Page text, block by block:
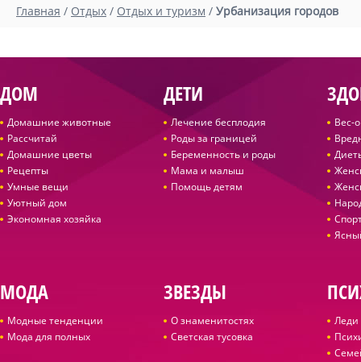
Главная / Отдых / Отдых и туризм / Урбанизация городов
ДОМ
Домашние животные
Рассчитай
Домашние цветы
Рецепты
Умные вещи
Уютный дом
Экономная хозяйка
ДЕТИ
Лечение бесплодия
Роды за границей
Беременность и роды
Мама и малыш
Помощь детям
Вес-
МОДА
Модные тенденции
Мода для полных
ЗВЕЗДЫ
О знаменитостях
Светская тусовка
Леди